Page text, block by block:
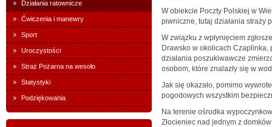
Działania ratownicze
Ćwiczenia i manewry
Sport
Uroczystości
Straż Pożarna na wesoło
Statystyki
Podziękowania
W obiekcie Poczty Polskiej w
piwniczne, tutaj działania straży
W związku z wpłynięciem
Drawsko w okolicach Czaplinka,
działania poszukiwawcze
osobom, które znalazły się w
Jak się okazało, pomimo
pogodowych wszystkim
Na terenie ośrodka
Złocieniec nad jednym z